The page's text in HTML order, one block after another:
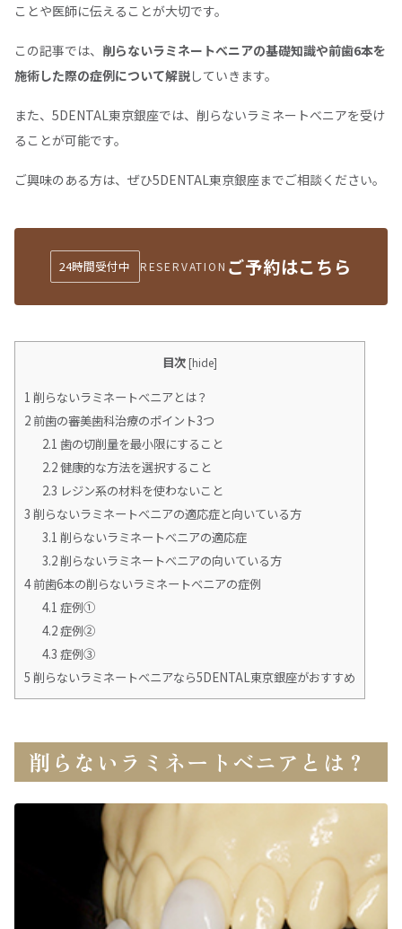
ことや医師に伝えることが大切です。
この記事では、 削らないラミネートべニアの基礎知識や前歯6本を
施術した際の症例について解説していきます。
また、5DENTAL東京銀座では、削らないラミネートべニアを受け
ることが可能です。
ご興味のある方は、ぜひ5DENTAL東京銀座までご相談ください。
24時間受付中 RESERVATION ご予約はこちら
目次[hide]
1 削らないラミネートべニアとは？
2 前歯の審美歯科治療のポイント3つ
2.1 歯の切削量を最小限にすること
2.2健康的な方法を選択すること
2.3 レジン系の材料を使わないこと
3 削らないラミネートべニアの適応症と向いている方
3.1 削らないラミネートべニアの適応症
3.2削らないラミネートべニアの向いている方
4前歯6本の削らないラミネートべニアの症例
4.1 症例➀
4.2症例②
4.3 症例③
5 削らないラミネートべニアなら5DENTAL東京銀座がおすすめ
削らないラミネートべニアとは？